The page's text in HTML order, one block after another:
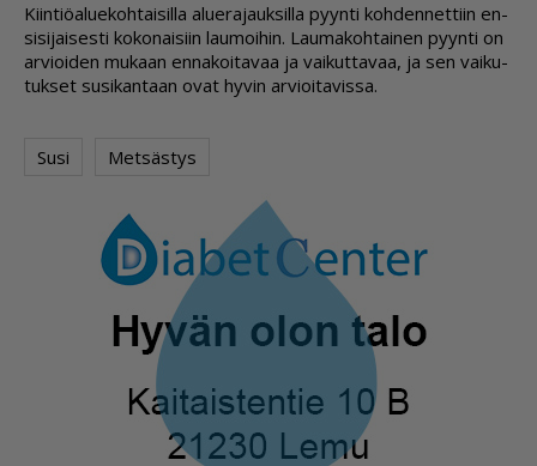
Kiin­ti­öa­lu­e­koh­tai­sil­la alu­e­ra­jauk­sil­la pyyn­ti koh­den­net­tiin en­
si­si­jai­ses­ti ko­ko­nai­siin lau­moi­hin. Lau­ma­koh­tai­nen pyyn­ti on
ar­vi­oi­den mu­kaan en­na­koi­ta­vaa ja vai­kut­ta­vaa, ja sen vai­ku­
tuk­set su­si­kan­taan ovat hy­vin ar­vi­oi­ta­vis­sa.
Susi Metsästys